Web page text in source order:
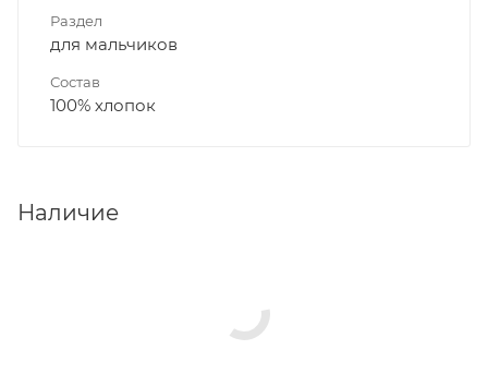
Раздел
для мальчиков
Состав
100% хлопок
Наличие